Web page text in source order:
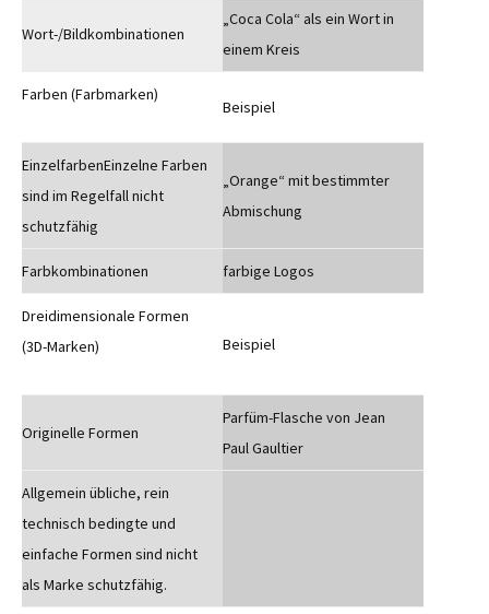
Wort-/Bildkombinationen
„Coca Cola“ als ein Wort in
einem Kreis
Farben (Farbmarken)
Beispiel
EinzelfarbenEinzelne Farben
sind im Regelfall nicht
schutzfähig
„Orange“ mit bestimmter
Abmischung
Farbkombinationen farbige Logos
Dreidimensionale Formen
(3D-Marken)
Beispiel
Originelle Formen
Parfüm-Flasche von Jean
Paul Gaultier
Allgemein übliche, rein
technisch bedingte und
einfache Formen sind nicht
als Marke schutzfähig.